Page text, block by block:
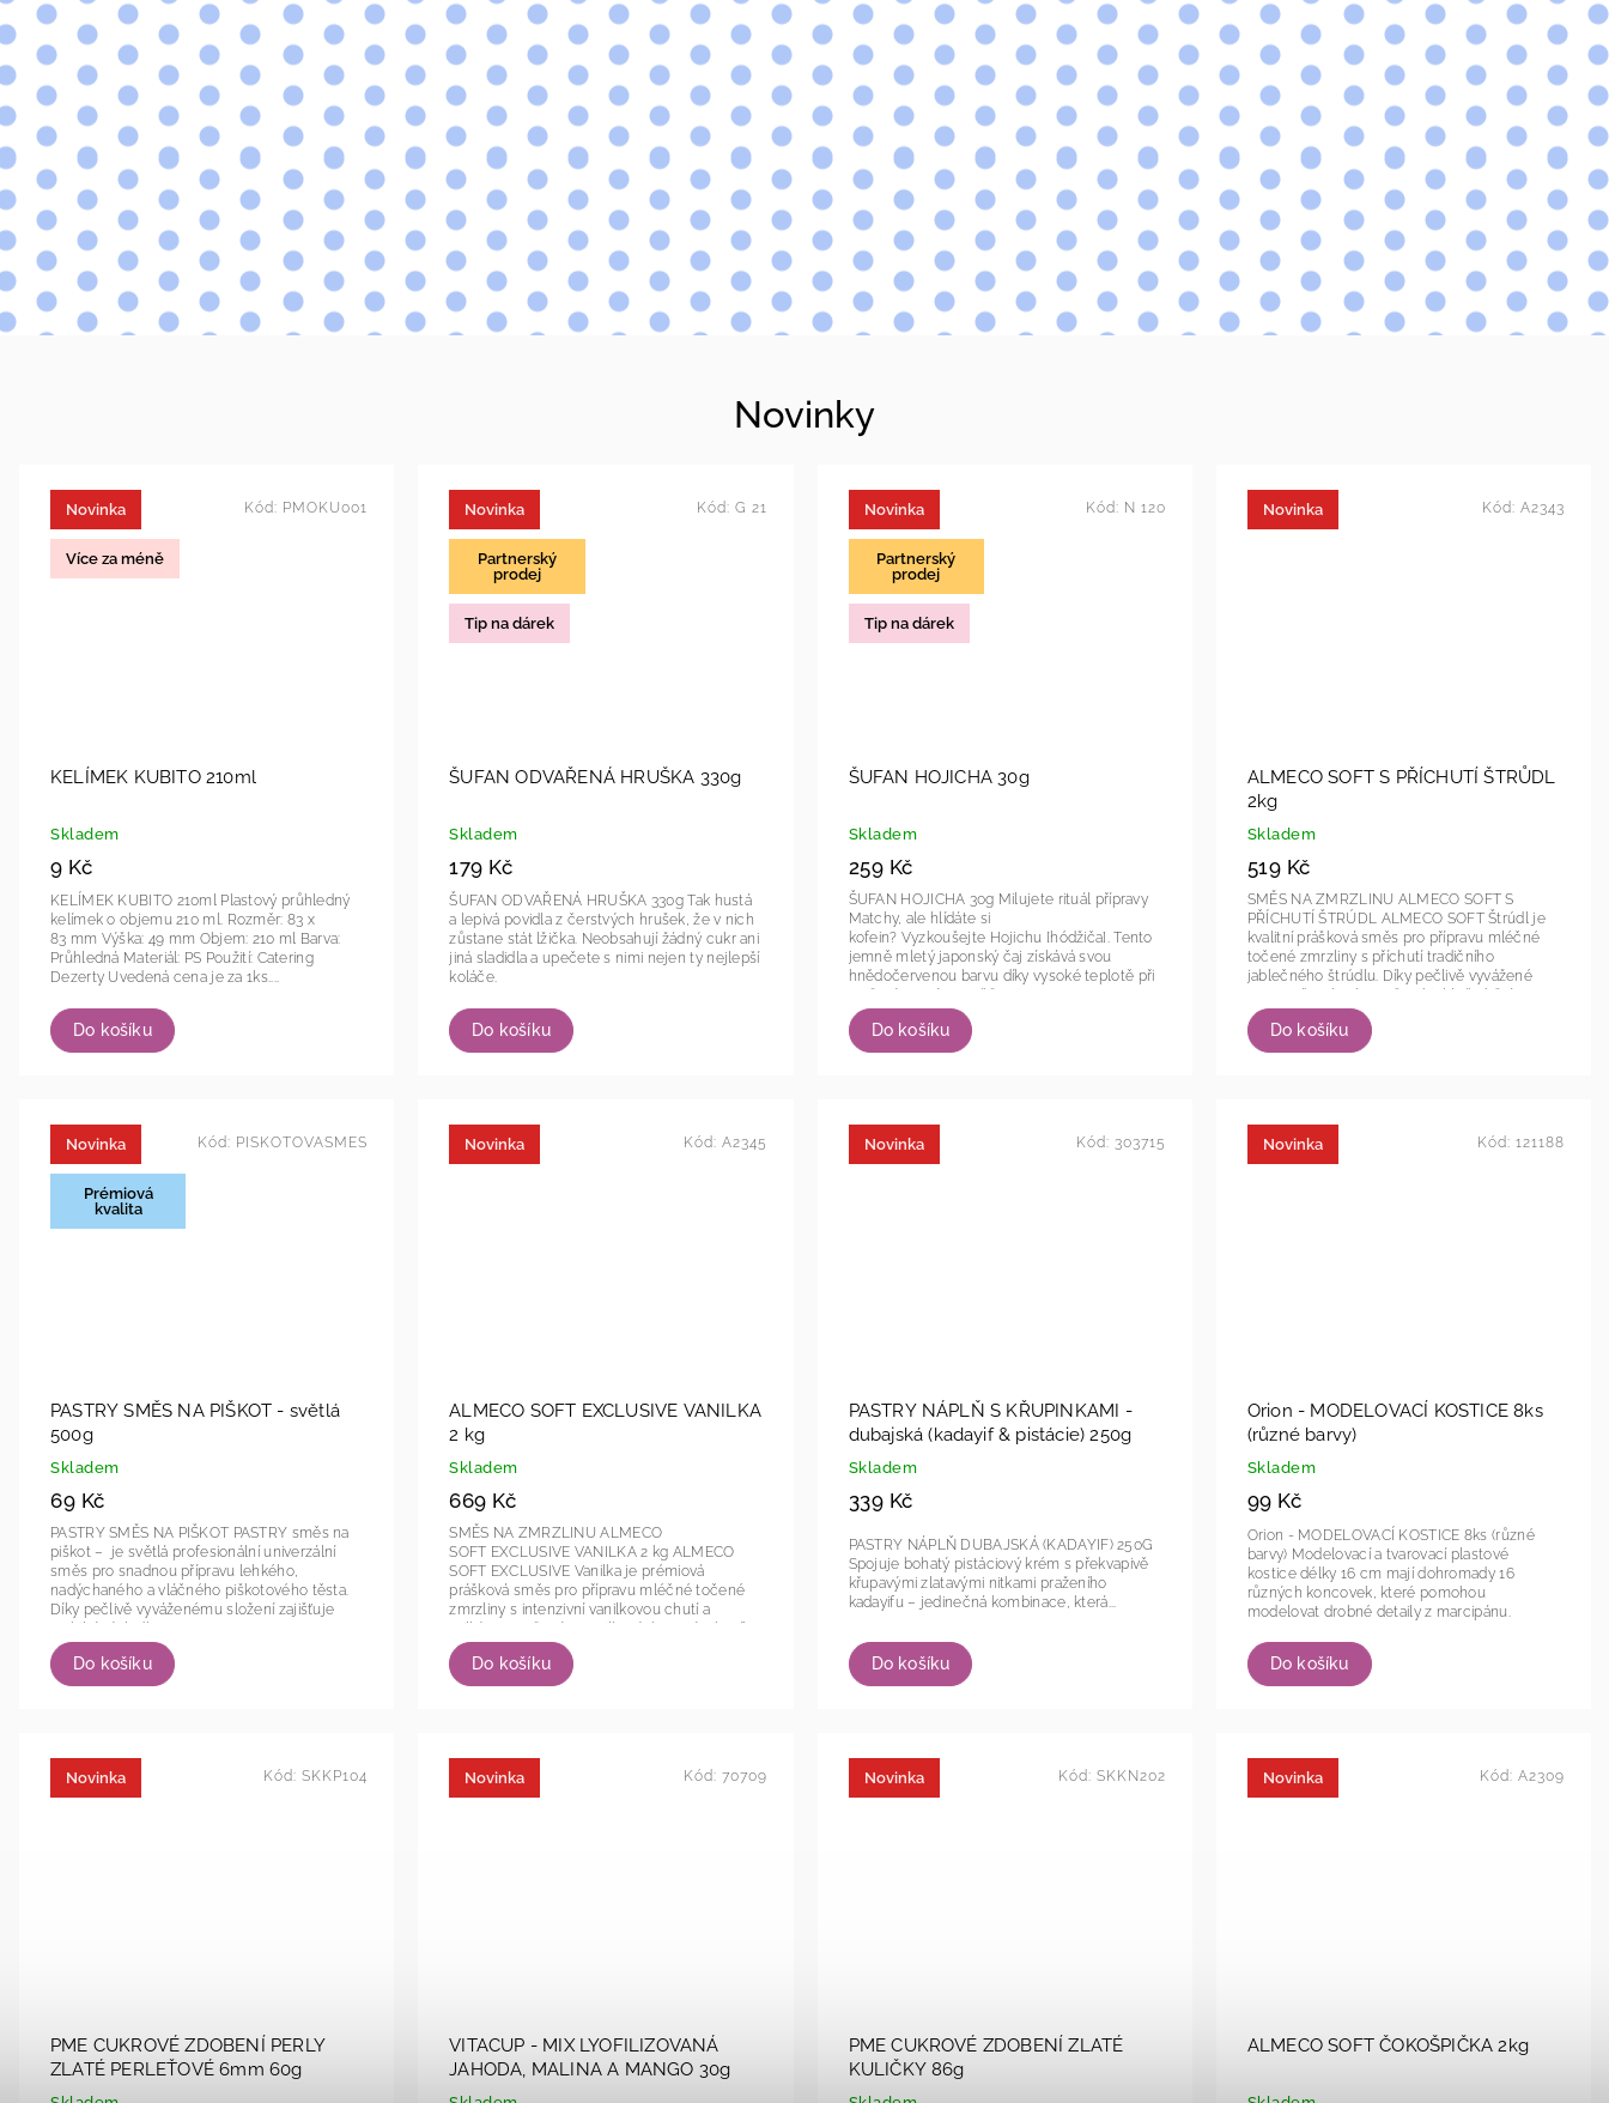
Bird cenu právě běží 🎉
Novinky
Novinka
Více za méně
KELÍMEK KUBITO 210ml
Skladem
9 Kč
Do košíku
KELÍMEK KUBITO 210ml Plastový průhledný
kelímek o objemu 210 ml. Rozměr: 83 x
83 mm Výška: 49 mm Objem: 210 ml Barva:
Průhledná Materiál: PS Použití: Catering
Dezerty Uvedená cena je za 1ks....
Kód: PMOKU001 Novinka
Partnerský
prodej
Tip na dárek
ŠUFAN ODVAŘENÁ HRUŠKA 330g
Skladem
179 Kč
Do košíku
ŠUFAN ODVAŘENÁ HRUŠKA 330g Tak hustá
a lepivá povidla z čerstvých hrušek, že v nich
zůstane stát lžička. Neobsahují žádný cukr ani
jiná sladidla a upečete s nimi nejen ty nejlepší
koláče.
Kód: G 21 Novinka
Partnerský
prodej
Tip na dárek
ŠUFAN HOJICHA 30g
Skladem
259 Kč
Do košíku
ŠUFAN HOJICHA 30g Milujete rituál přípravy
Matchy, ale hlídáte si
kofein? Vyzkoušejte Hojichu [hódžiča]. Tento
jemně mletý japonský čaj získává svou
hnědočervenou barvu díky vysoké teplotě při
pražení. Namísto svěžesti...
Kód: N 120 Novinka
ALMECO SOFT S PŘÍCHUTÍ ŠTRŮDL
2kg
Skladem
519 Kč
Do košíku
SMĚS NA ZMRZLINU ALMECO SOFT S
PŘÍCHUTÍ ŠTRÚDL ALMECO SOFT Štrúdl je
kvalitní prášková směs pro přípravu mléčné
točené zmrzliny s příchutí tradičního
jablečného štrúdlu. Díky pečlivě vyvážené
receptuře, obsahu sušené jablečné šťávy a
mleté...
Kód: A2343
Novinka
Prémiová
kvalita
PASTRY SMĚS NA PIŠKOT - světlá
500g
Skladem
69 Kč
Do košíku
PASTRY SMĚS NA PIŠKOT PASTRY směs na
piškot – je světlá profesionální univerzální
směs pro snadnou přípravu lehkého,
nadýchaného a vláčného piškotového těsta.
Díky pečlivě vyváženému složení zajišťuje
Kód: PISKOTOVASMES Novinka
ALMECO SOFT EXCLUSIVE VANILKA
2 kg
Skladem
669 Kč
Do košíku
SMĚS NA ZMRZLINU ALMECO
SOFT EXCLUSIVE VANILKA 2 kg ALMECO
SOFT EXCLUSIVE Vanilka je prémiová
prášková směs pro přípravu mléčné točené
zmrzliny s intenzivní vanilkovou chutí a
pečlivě vyvážené...
Kód: A2345 Novinka
PASTRY NÁPLŇ S KŘUPINKAMI -
dubajská (kadayif & pistácie) 250g
Skladem
339 Kč
Do košíku
PASTRY NÁPLŇ DUBAJSKÁ (KADAYIF) 250G
Spojuje bohatý pistáciový krém s překvapivě
křupavými zlatavými nitkami praženího
kadayifu – jedinečná kombinace, která...
Kód: 303715 Novinka
Orion - MODELOVACÍ KOSTICE 8ks
(různé barvy)
Skladem
99 Kč
Do košíku
Orion - MODELOVACÍ KOSTICE 8ks (různé
barvy) Modelovací a tvarovací plastové
kostice délky 16 cm mají dohromady 16
různých koncovek, které pomohou
modelovat drobné detaily z marcipánu.
Kód: 121188
Novinka
PME CUKROVÉ ZDOBENÍ PERLY
ZLATÉ PERLEŤOVÉ 6mm 60g
Kód:SKKP104 Novinka
VITACUP - MIX LYOFILIZOVANÁ
JAHODA, MALINA A MANGO 30g
Kód: 70709 Novinka
PME CUKROVÉ ZDOBENÍ ZLATÉ
KULIČKY 86g
Kód: SKKN202 Novinka
ALMECO SOFT ČOKOŠPIČKA 2kg
Kód: A2309